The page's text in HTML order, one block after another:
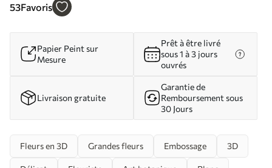
53Favoris
Papier Peint sur
Mesure
Prêt à être livré
sous 1 à 3 jours
ouvrés
Livraison gratuite
Garantie de
Remboursement sous
30 Jours
Fleurs en 3D Grandes fleurs Embossage 3D